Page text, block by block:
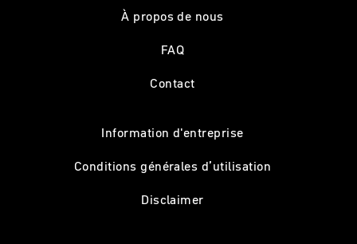
À propos de nous
FAQ
Contact
Information d'entreprise
Conditions générales d’utilisation
Disclaimer